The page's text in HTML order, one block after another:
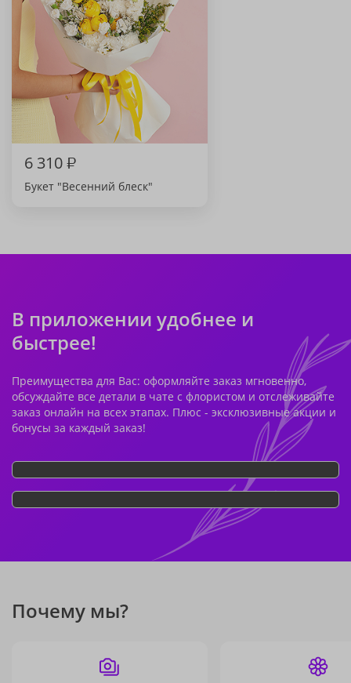
6 310₽
Букет "Весенний блеск"
В приложении удобнее и
быстрее!
Преимущества для Вас: оформляйте заказ мгновенно,
обсуждайте все детали в чате с флористом и отслеживайте
заказ онлайн на всех этапах. Плюс - эксклюзивные акции и
бонусы за каждый заказ!
Почему мы?